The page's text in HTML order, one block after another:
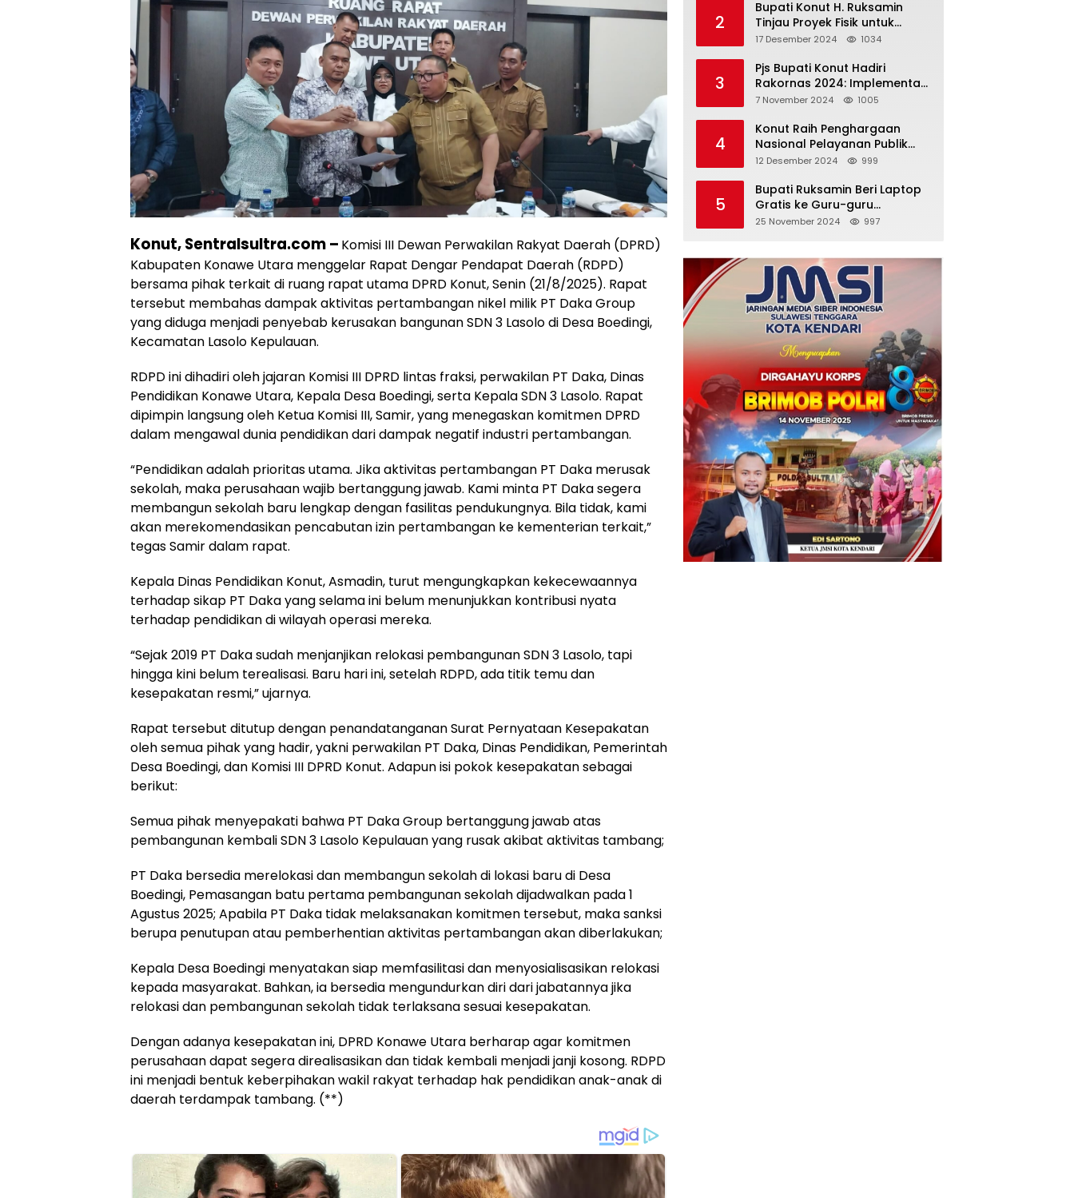
Konut, Sentralsultra.com – Komisi III Dewan Perwakilan Rakyat Daerah (DPRD)
Kabupaten Konawe Utara menggelar Rapat Dengar Pendapat Daerah (RDPD)
bersama pihak terkait di ruang rapat utama DPRD Konut, Senin (21/8/2025). Rapat
tersebut membahas dampak aktivitas pertambangan nikel milik PT Daka Group
yang diduga menjadi penyebab kerusakan bangunan SDN 3 Lasolo di Desa Boedingi,
Kecamatan Lasolo Kepulauan.
RDPD ini dihadiri oleh jajaran Komisi III DPRD lintas fraksi, perwakilan PT Daka, Dinas
Pendidikan Konawe Utara, Kepala Desa Boedingi, serta Kepala SDN 3 Lasolo. Rapat
dipimpin langsung oleh Ketua Komisi III, Samir, yang menegaskan komitmen DPRD
dalam mengawal dunia pendidikan dari dampak negatif industri pertambangan.
“Pendidikan adalah prioritas utama. Jika aktivitas pertambangan PT Daka merusak
sekolah, maka perusahaan wajib bertanggung jawab. Kami minta PT Daka segera
membangun sekolah baru lengkap dengan fasilitas pendukungnya. Bila tidak, kami
akan merekomendasikan pencabutan izin pertambangan ke kementerian terkait,”
tegas Samir dalam rapat.
Kepala Dinas Pendidikan Konut, Asmadin, turut mengungkapkan kekecewaannya
terhadap sikap PT Daka yang selama ini belum menunjukkan kontribusi nyata
terhadap pendidikan di wilayah operasi mereka.
“Sejak 2019 PT Daka sudah menjanjikan relokasi pembangunan SDN 3 Lasolo, tapi
hingga kini belum terealisasi. Baru hari ini, setelah RDPD, ada titik temu dan
kesepakatan resmi,” ujarnya.
Rapat tersebut ditutup dengan penandatanganan Surat Pernyataan Kesepakatan
oleh semua pihak yang hadir, yakni perwakilan PT Daka, Dinas Pendidikan, Pemerintah
Desa Boedingi, dan Komisi III DPRD Konut. Adapun isi pokok kesepakatan sebagai
berikut:
Semua pihak menyepakati bahwa PT Daka Group bertanggung jawab atas
pembangunan kembali SDN 3 Lasolo Kepulauan yang rusak akibat aktivitas tambang;
PT Daka bersedia merelokasi dan membangun sekolah di lokasi baru di Desa
Boedingi, Pemasangan batu pertama pembangunan sekolah dijadwalkan pada 1
Agustus 2025; Apabila PT Daka tidak melaksanakan komitmen tersebut, maka sanksi
berupa penutupan atau pemberhentian aktivitas pertambangan akan diberlakukan;
Kepala Desa Boedingi menyatakan siap memfasilitasi dan menyosialisasikan relokasi
kepada masyarakat. Bahkan, ia bersedia mengundurkan diri dari jabatannya jika
relokasi dan pembangunan sekolah tidak terlaksana sesuai kesepakatan.
Dengan adanya kesepakatan ini, DPRD Konawe Utara berharap agar komitmen
perusahaan dapat segera direalisasikan dan tidak kembali menjadi janji kosong. RDPD
ini menjadi bentuk keberpihakan wakil rakyat terhadap hak pendidikan anak-anak di
daerah terdampak tambang. (**)
2
Bupati Konut H. Ruksamin
Tinjau Proyek Fisik untuk
Pastikan Kesesuaian dengan
17 Desember 2024 1034
3
Pjs Bupati Konut Hadiri
Rakornas 2024: Implementasi
Asta Cita Menuju Indonesia
7 November 2024 1005
4
Konut Raih Penghargaan
Nasional Pelayanan Publik
2024: Bukti Komitmen Menuju
12 Desember 2024 999
5
Bupati Ruksamin Beri Laptop
Gratis ke Guru-guru
Penggerak di Konut
25 November 2024 997